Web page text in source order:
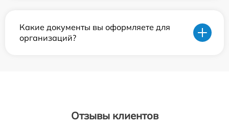
Какие документы вы оформляете для
организаций?
Отзывы клиентов